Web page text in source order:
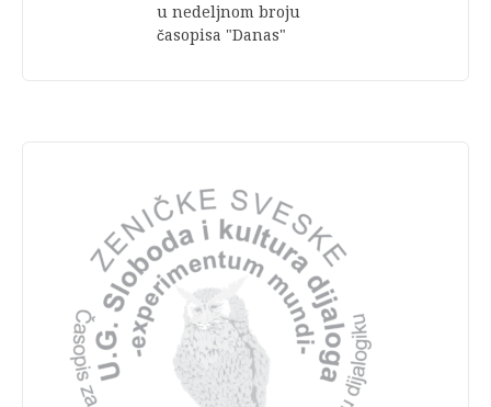
u nedeljnom broju
časopisa "Danas"